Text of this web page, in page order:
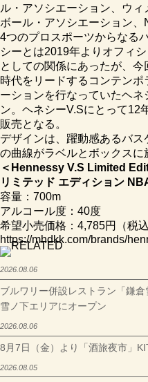
ル・アソシエーション、ウ
ボール・アソシエーション
4つのプロスポーツからなる
シーとは2019年よりオフィ
としての関係にあったが、今
時代をリードするコンテン
ーションを行なっていたヘ
ン。ヘネシーV.Sにとって12
販売となる。
デザインは、躍動感あるバ
の曲線がラベルとボックスに
＜Hennessy V.S Limited
リミテッド エディション
容量：700m
アルコール度：40度
希望小売価格：4,785円（税込
https://mhdkk.com/brands/
2026.08.06
ブルワリー併設レストラン「鎌
雪ノ下エリアにオープン
2026.08.06
8月7日（金）より「酒旅夜市」
2026.08.05